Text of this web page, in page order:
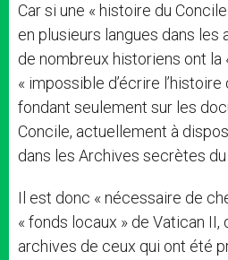
Car si une « histoire du
en plusieurs langues dans les
de nombreux historiens ont la
« impossible d’écrire
fondant seulement sur les
Concile, actuellement à
dans les Archives secrètes du
Il est donc « nécessaire de
« fonds locaux » de Vatican II,
archives de ceux qui ont été